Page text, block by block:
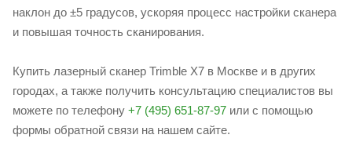
наклон до ±5 градусов, ускоряя процесс настройки сканера
и повышая точность сканирования.
Купить лазерный сканер Trimble X7 в Москве и в других
городах, а также получить консультацию специалистов вы
можете по телефону +7 (495) 651-87-97 или с помощью
формы обратной связи на нашем сайте.